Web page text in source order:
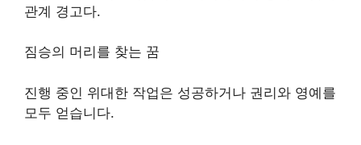
관계 경고다.
짐승의 머리를 찾는 꿈
진행 중인 위대한 작업은 성공하거나 권리와 영예를
모두 얻습니다.